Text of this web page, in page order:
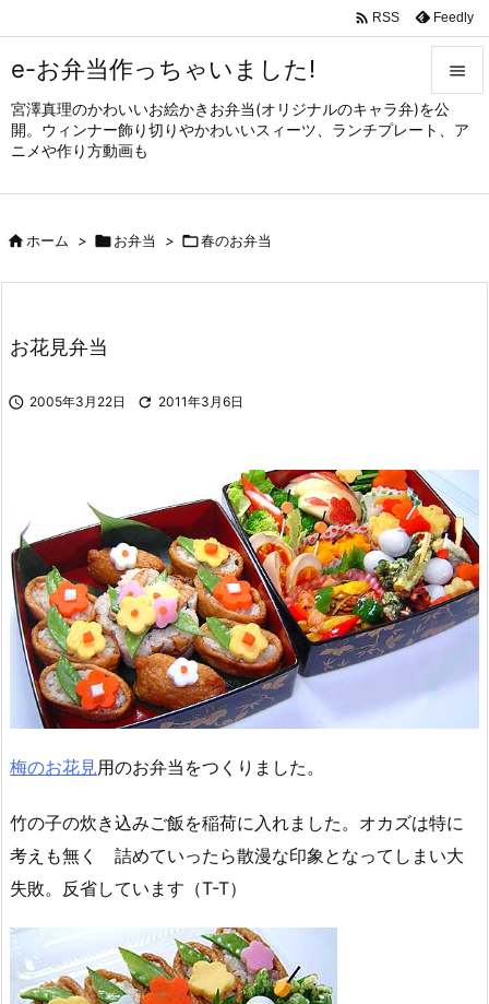
e-お弁当作っちゃいました!
宮澤真理のかわいいお絵かきお弁当(オリジナルのキャラ弁)を公
開。ウィンナー飾り切りやかわいいスィーツ、ランチプレート、ア
ニメや作り方動画も


メニュ
サイド

 RSS Feedly
ホーム > お弁当 > 春のお弁当
お花見弁当
 2005年3月22日  2011年3月6日
梅のお花見用のお弁当をつくりました。
竹の子の炊き込みご飯を稲荷に入れました。オカズは特に
考えも無く 詰めていったら散漫な印象となってしまい大
失敗。反省しています（T-T）